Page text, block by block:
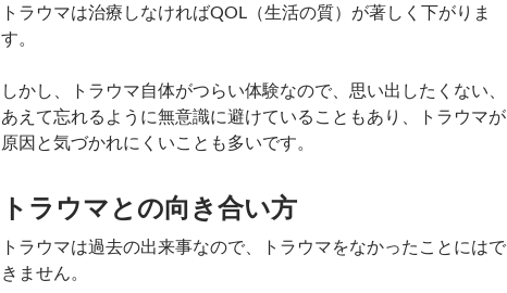
トラウマは治療しなければQOL（生活の質）が著しく下がりま
す。
しかし、トラウマ自体がつらい体験なので、思い出したくない、
あえて忘れるように無意識に避けていることもあり、トラウマが
原因と気づかれにくいことも多いです。
トラウマとの向き合い方
トラウマは過去の出来事なので、トラウマをなかったことにはで
きません。